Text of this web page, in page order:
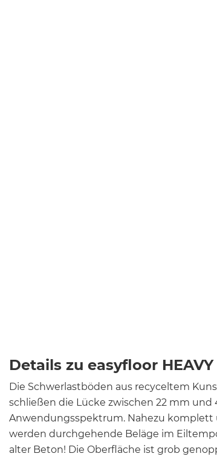
Details zu easyfloor HEAVY
Die Schwerlastböden aus recyceltem
schließen die Lücke zwischen 22 mm
Anwendungsspektrum. Nahezu
werden durchgehende Beläge im
alter Beton! Die Oberfläche ist grob